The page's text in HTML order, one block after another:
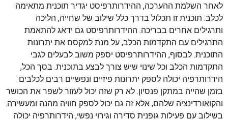
לאחר השלמת ההערכה, ההידרותרפיסט יגדיר תוכנית מתאימה
לכלב. תוכנית זו תכלול בדרך כלל שילוב של שחייה, הליכה
ותרגילים אחרים בבריכה. ההידרותרפיסט גם ידאג להתאמת
התרגילים עם התקדמות הכלב, על מנת למקסם את יתרונות
התוכנית. לבסוף, ההידרותרפיסט יספק משוב לבעלים לגבי
התקדמות הכלב וכל שינוי שיש צורך לבצע בתוכנית. בסך הכל,
הידרותרפיה יכולה לספק יתרונות פיזיים ונפשיים רבים לכלבים
בזמן שהייה במתקן פנסיון. לא רק שזה יכול לעזור לשפר את הכושר
והקואורדינציה שלהם, אלא זה גם יכול לספק חוויה מהנה ומעשירה.
בשילוב עם פעילות גופנית סדירה וגירוי נפשי, הידרותרפיה יכולה